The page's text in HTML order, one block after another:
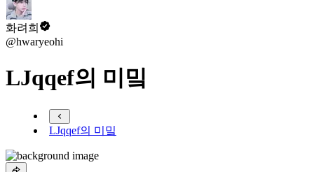
화려희
@hwaryeohi
LJqqef의 미밐
LJqqef의 미밐